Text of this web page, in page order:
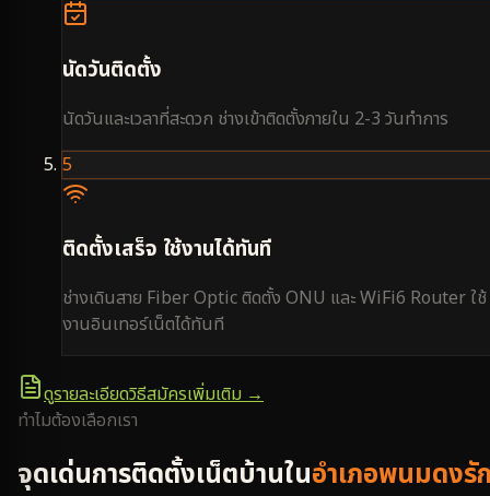
นัดวันติดตั้ง
นัดวันและเวลาที่สะดวก ช่างเข้าติดตั้งภายใน 2-3 วันทำการ
5
ติดตั้งเสร็จ ใช้งานได้ทันที
ช่างเดินสาย Fiber Optic ติดตั้ง ONU และ WiFi6 Router ใช้
งานอินเทอร์เน็ตได้ทันที
ดูรายละเอียดวิธีสมัครเพิ่มเติม →
ทำไมต้องเลือกเรา
จุดเด่นการติดตั้งเน็ตบ้านในอำเภอพนมดงรั